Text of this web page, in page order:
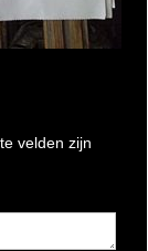
velden zijn